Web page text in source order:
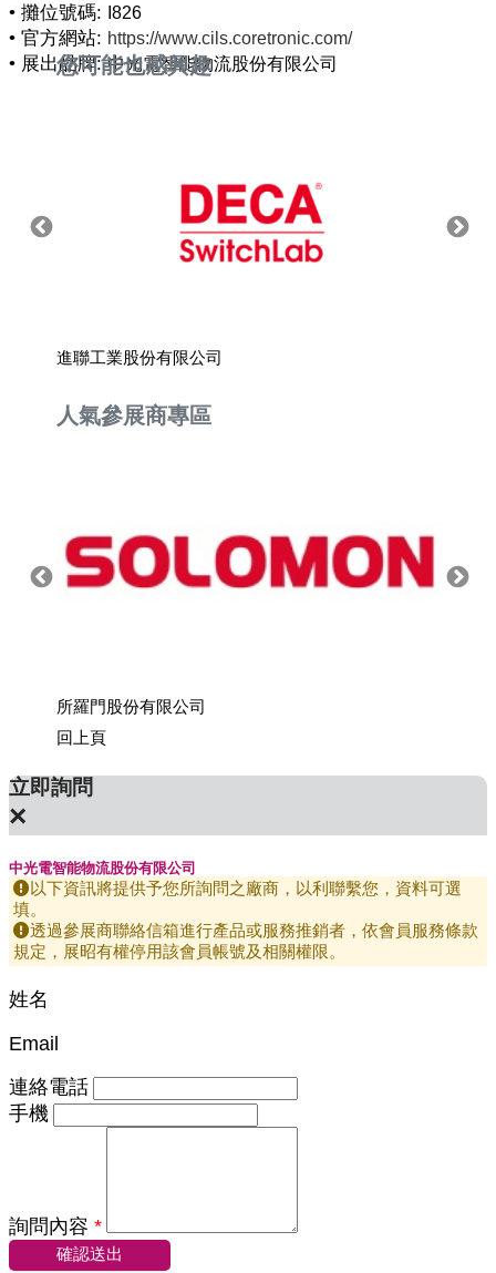
• 攤位號碼: I826
• 官方網站: https://www.cils.coretronic.com/
• 展出品牌:中光電智能物流股份有限公司
您可能也感興趣
進聯工業股份有限公司
人氣參展商專區
所羅門股份有限公司
回上頁
立即詢問
×
中光電智能物流股份有限公司
以下資訊將提供予您所詢問之廠商，以利聯繫您，資料可選
填。
透過參展商聯絡信箱進行產品或服務推銷者，依會員服務條款
規定，展昭有權停用該會員帳號及相關權限。
姓名
Email
連絡電話
手機
詢問內容 *
確認送出